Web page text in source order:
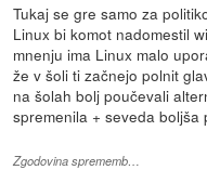
Tukaj se gre samo za
Linux bi komot nadomestil
mnenju ima Linux malo
že v šoli ti začnejo polnit
na šolah bolj poučevali
spremenila + seveda boljša
Zgodovina sprememb…